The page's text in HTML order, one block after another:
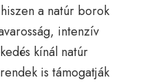
a natúr borok
intenzív
kínál natúr
is támogatják